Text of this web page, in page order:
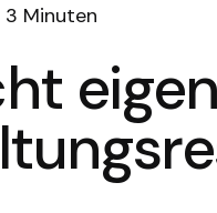
3 Minuten